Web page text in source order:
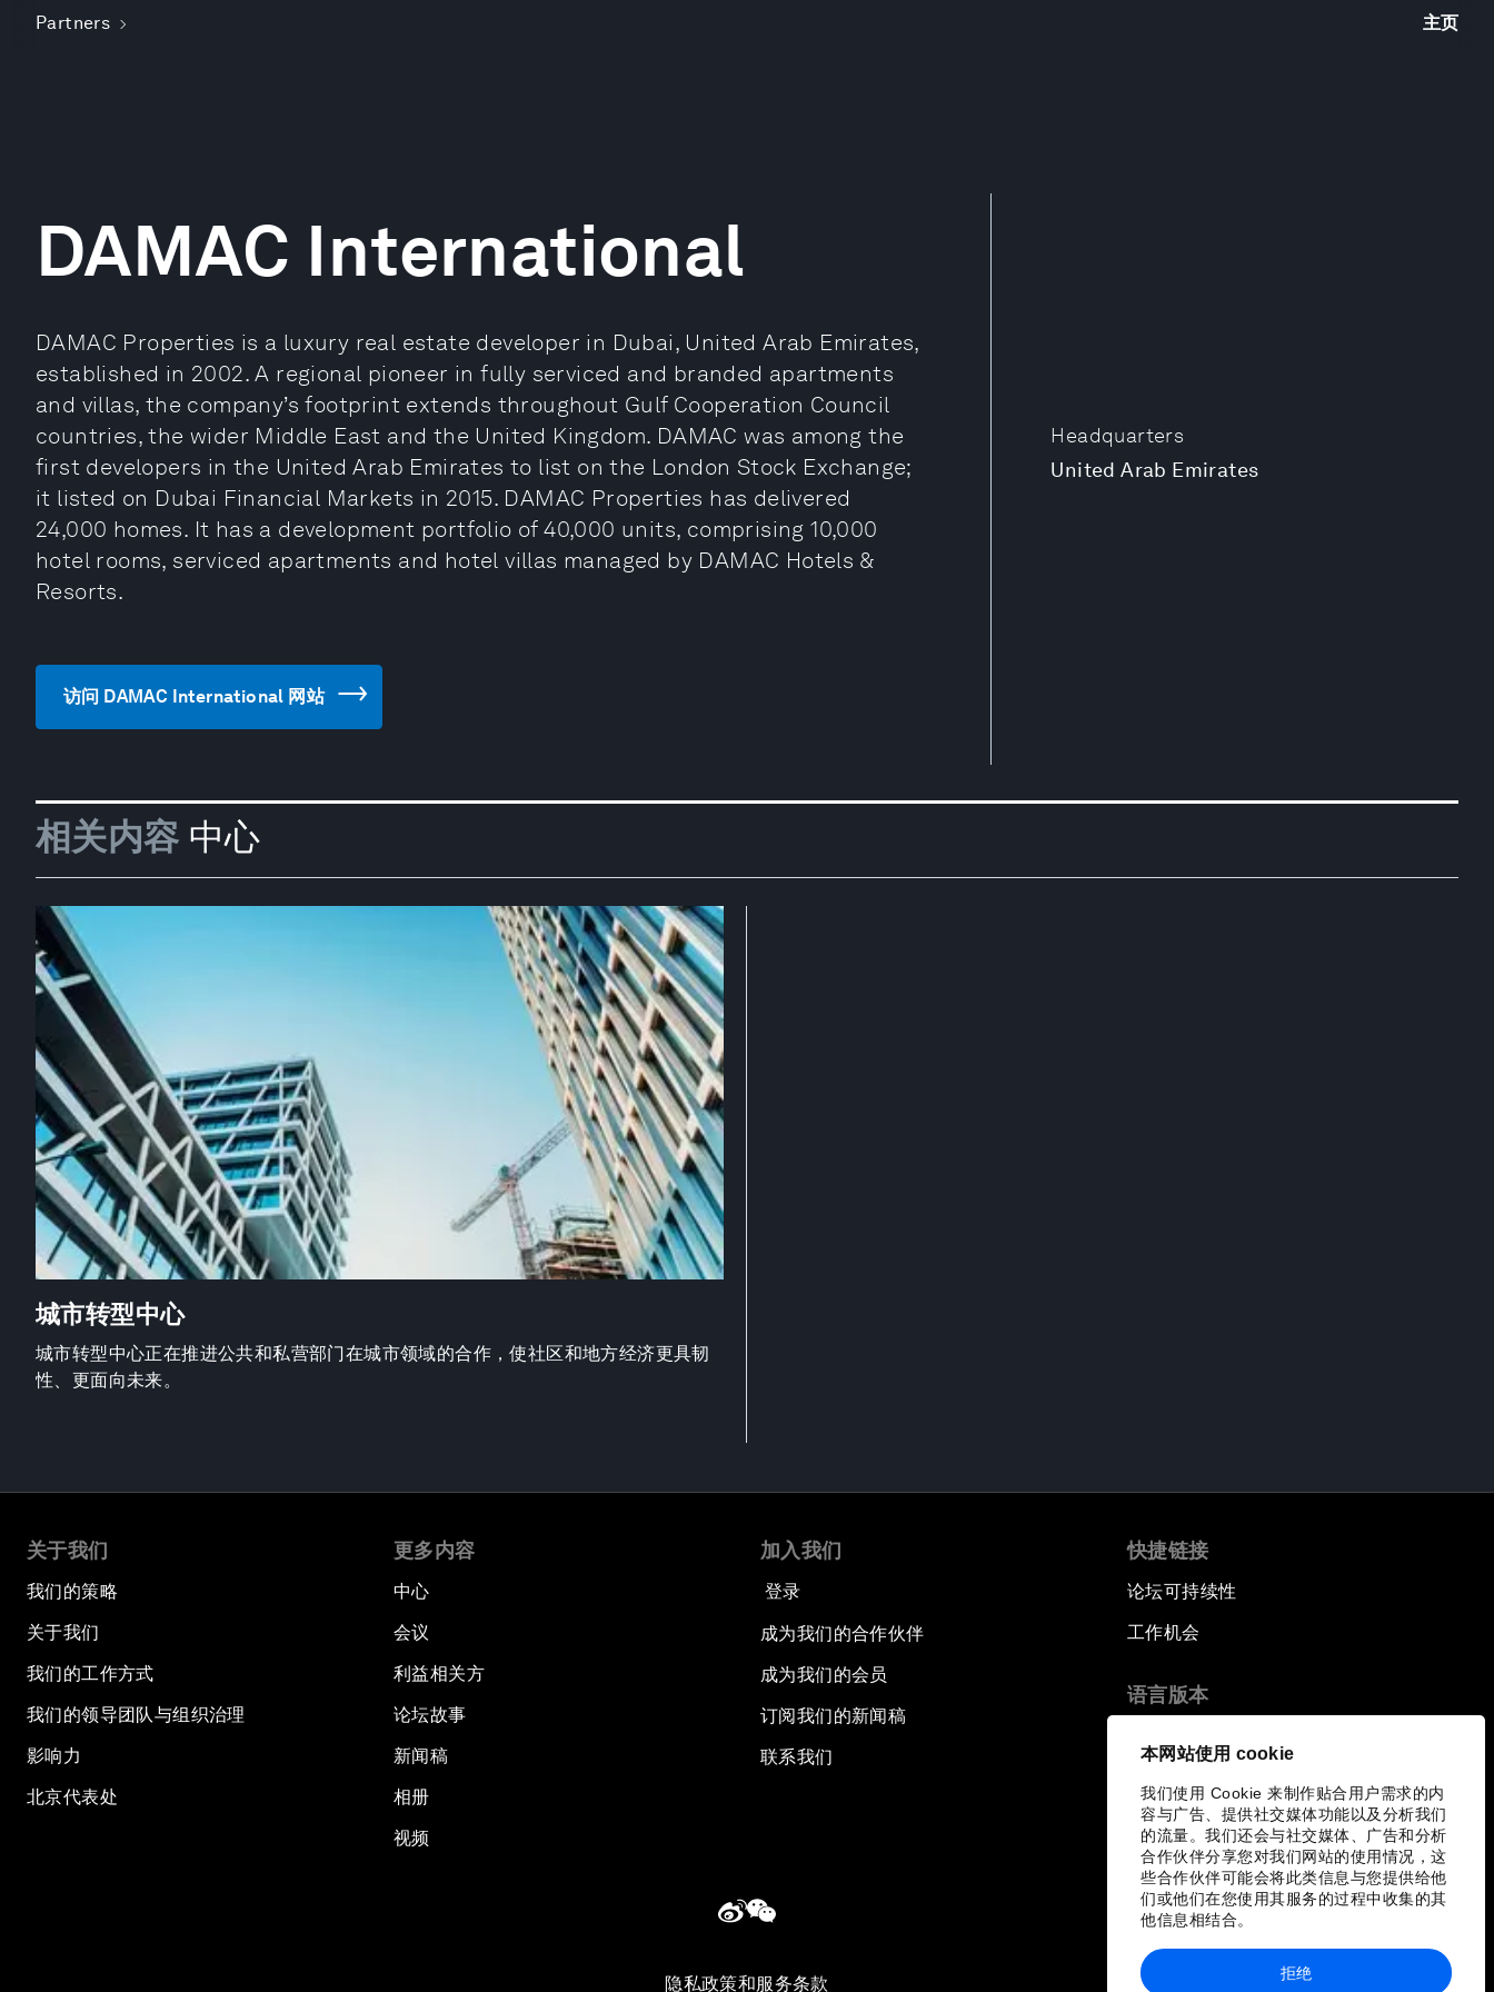
本网站使用 cookie
我们使用 Cookie 来制作贴合用户需求的内
容与广告、提供社交媒体功能以及分析我们
的流量。我们还会与社交媒体、广告和分析
合作伙伴分享您对我们网站的使用情况，这
些合作伙伴可能会将此类信息与您提供给他
们或他们在您使用其服务的过程中收集的其
他信息相结合。
拒绝
Partners 主页
Headquarters
United Arab Emirates
DAMAC International
DAMAC Properties is a luxury real estate developer in Dubai, United Arab Emirates,
established in 2002. A regional pioneer in fully serviced and branded apartments
and villas, the company’s footprint extends throughout Gulf Cooperation Council
countries, the wider Middle East and the United Kingdom. DAMAC was among the
first developers in the United Arab Emirates to list on the London Stock Exchange;
it listed on Dubai Financial Markets in 2015. DAMAC Properties has delivered
24,000 homes. It has a development portfolio of 40,000 units, comprising 10,000
hotel rooms, serviced apartments and hotel villas managed by DAMAC Hotels &
Resorts.
访问 DAMAC International 网站
相关内容 中心
城市转型中心
城市转型中心正在推进公共和私营部门在城市领域的合作，使社区和地方经济更具韧
性、更面向未来。
关于我们
我们的策略
关于我们
我们的工作方式
我们的领导团队与组织治理
影响力
北京代表处
更多内容
中心
会议
利益相关方
论坛故事
新闻稿
相册
视频
加入我们
登录
成为我们的合作伙伴
成为我们的会员
订阅我们的新闻稿
联系我们
快捷链接
论坛可持续性
工作机会
语言版本
隐私政策和服务条款